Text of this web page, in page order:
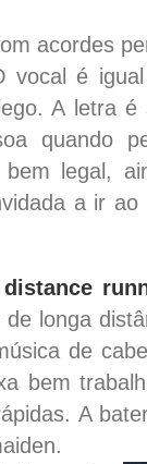
acordes
vocal é
A letra é
quando
legal,
a ir
longa
de
bem
A